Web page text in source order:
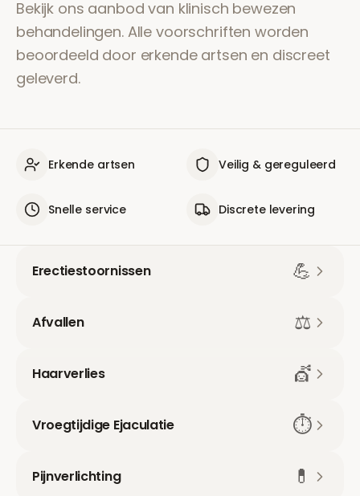
Bekijk ons aanbod van klinisch bewezen
behandelingen. Alle voorschriften worden
beoordeeld door erkende artsen en discreet
geleverd.
Erkende artsen Veilig & gereguleerd
Snelle service Discrete levering
Erectiestoornissen 💪
Afvallen ⚖️
Haarverlies 💇
Vroegtijdige Ejaculatie ⏱️
Pijnverlichting 💊